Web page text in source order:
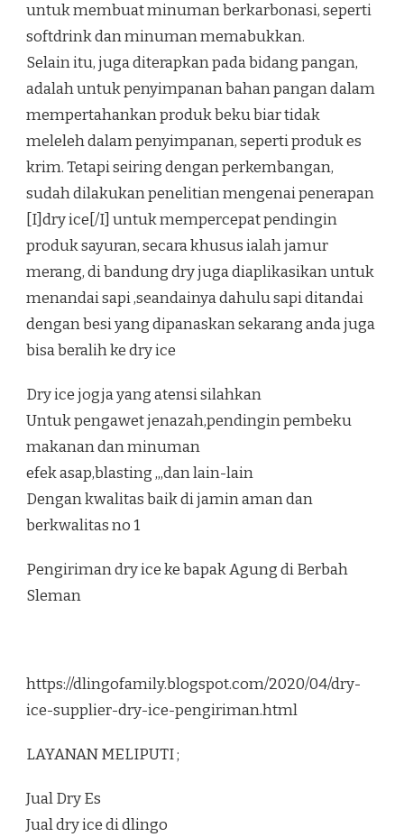
untuk membuat minuman berkarbonasi, seperti
softdrink dan minuman memabukkan.
Selain itu, juga diterapkan pada bidang pangan,
adalah untuk penyimpanan bahan pangan dalam
mempertahankan produk beku biar tidak
meleleh dalam penyimpanan, seperti produk es
krim. Tetapi seiring dengan perkembangan,
sudah dilakukan penelitian mengenai penerapan
[I]dry ice[/I] untuk mempercepat pendingin
produk sayuran, secara khusus ialah jamur
merang, di bandung dry juga diaplikasikan untuk
menandai sapi ,seandainya dahulu sapi ditandai
dengan besi yang dipanaskan sekarang anda juga
bisa beralih ke dry ice
Dry ice jogja yang atensi silahkan
Untuk pengawet jenazah,pendingin pembeku
makanan dan minuman
efek asap,blasting ,,,dan lain-lain
Dengan kwalitas baik di jamin aman dan
berkwalitas no 1
Pengiriman dry ice ke bapak Agung di Berbah
Sleman
https://dlingofamily.blogspot.com/2020/04/dry-
ice-supplier-dry-ice-pengiriman.html
LAYANAN MELIPUTI ;
Jual Dry Es
Jual dry ice di dlingo